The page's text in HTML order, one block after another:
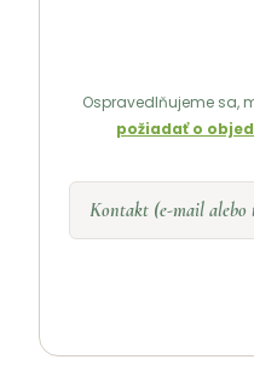
Ospravedlňujeme sa,
požiadať o
Kontakt (e-mail alebo